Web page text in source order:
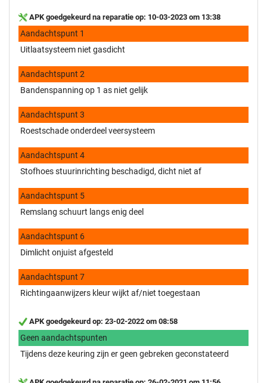
APK goedgekeurd na reparatie op: 10-03-2023 om 13:38
Aandachtspunt 1
Uitlaatsysteem niet gasdicht
Aandachtspunt 2
Bandenspanning op 1 as niet gelijk
Aandachtspunt 3
Roestschade onderdeel veersysteem
Aandachtspunt 4
Stofhoes stuurinrichting beschadigd, dicht niet af
Aandachtspunt 5
Remslang schuurt langs enig deel
Aandachtspunt 6
Dimlicht onjuist afgesteld
Aandachtspunt 7
Richtingaanwijzers kleur wijkt af/niet toegestaan
APK goedgekeurd op: 23-02-2022 om 08:58
Geen aandachtspunten
Tijdens deze keuring zijn er geen gebreken geconstateerd